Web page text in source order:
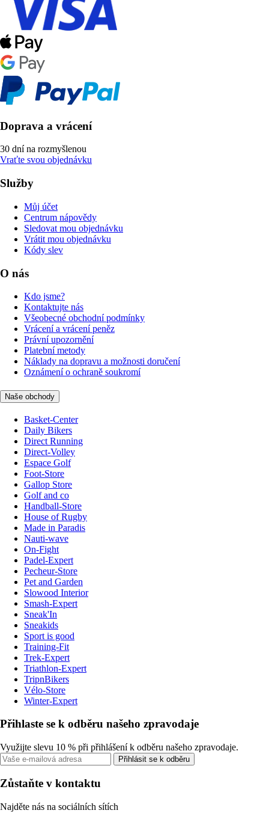
Doprava a vrácení
30 dní na rozmyšlenou
Vraťte svou objednávku
Služby
Můj účet
Centrum nápovědy
Sledovat mou objednávku
Vrátit mou objednávku
Kódy slev
O nás
Kdo jsme?
Kontaktujte nás
Všeobecné obchodní podmínky
Vrácení a vrácení peněz
Právní upozornění
Platební metody
Náklady na dopravu a možnosti doručení
Oznámení o ochraně soukromí
Naše obchody
Basket-Center
Daily Bikers
Direct Running
Direct-Volley
Espace Golf
Foot-Store
Gallop Store
Golf and co
Handball-Store
House of Rugby
Made in Paradis
Nauti-wave
On-Fight
Padel-Expert
Pecheur-Store
Pet and Garden
Slowood Interior
Smash-Expert
Sneak'In
Sneakids
Sport is good
Training-Fit
Trek-Expert
Triathlon-Expert
TripnBikers
Vélo-Store
Winter-Expert
Přihlaste se k odběru našeho zpravodaje
Využijte slevu 10 % při přihlášení k odběru našeho zpravodaje.
Přihlásit se k odběru
Zůstaňte v kontaktu
Najděte nás na sociálních sítích